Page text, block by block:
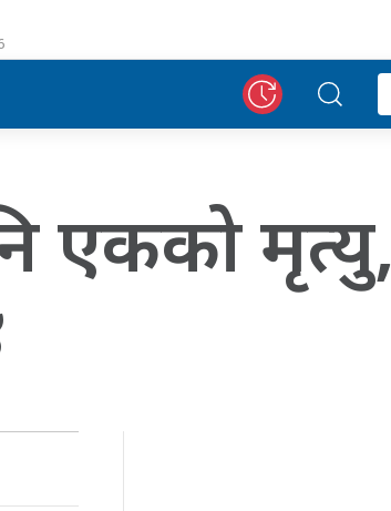
एकको मृत्यु,